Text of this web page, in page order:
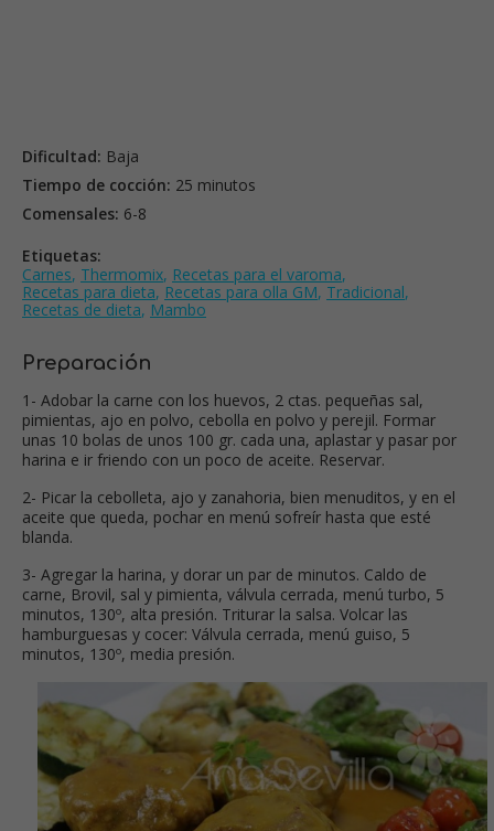
Dificultad: Baja
Tiempo de cocción: 25 minutos
Comensales: 6-8
Etiquetas:
Carnes, Thermomix, Recetas para el varoma,
Recetas para dieta, Recetas para olla GM, Tradicional,
Recetas de dieta, Mambo
Preparación
1- Adobar la carne con los huevos, 2 ctas. pequeñas sal,
pimientas, ajo en polvo, cebolla en polvo y perejil. Formar
unas 10 bolas de unos 100 gr. cada una, aplastar y pasar por
harina e ir friendo con un poco de aceite. Reservar.
2- Picar la cebolleta, ajo y zanahoria, bien menuditos, y en el
aceite que queda, pochar en menú sofreír hasta que esté
blanda.
3- Agregar la harina, y dorar un par de minutos. Caldo de
carne, Brovil, sal y pimienta, válvula cerrada, menú turbo, 5
minutos, 130º, alta presión. Triturar la salsa. Volcar las
hamburguesas y cocer: Válvula cerrada, menú guiso, 5
minutos, 130º, media presión.